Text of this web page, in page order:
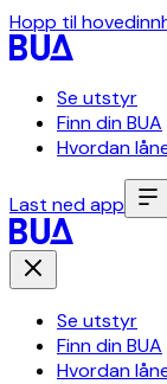
Hopp til
Se utstyr
Finn din BUA
Hvordan
Last ned app
Se utstyr
Finn din BUA
Hvordan